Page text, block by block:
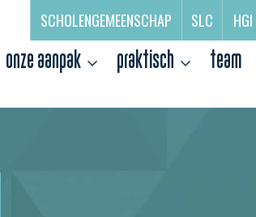
SCHOLENGEMEENSCHAP SLC HGI
onze aanpak praktisch team